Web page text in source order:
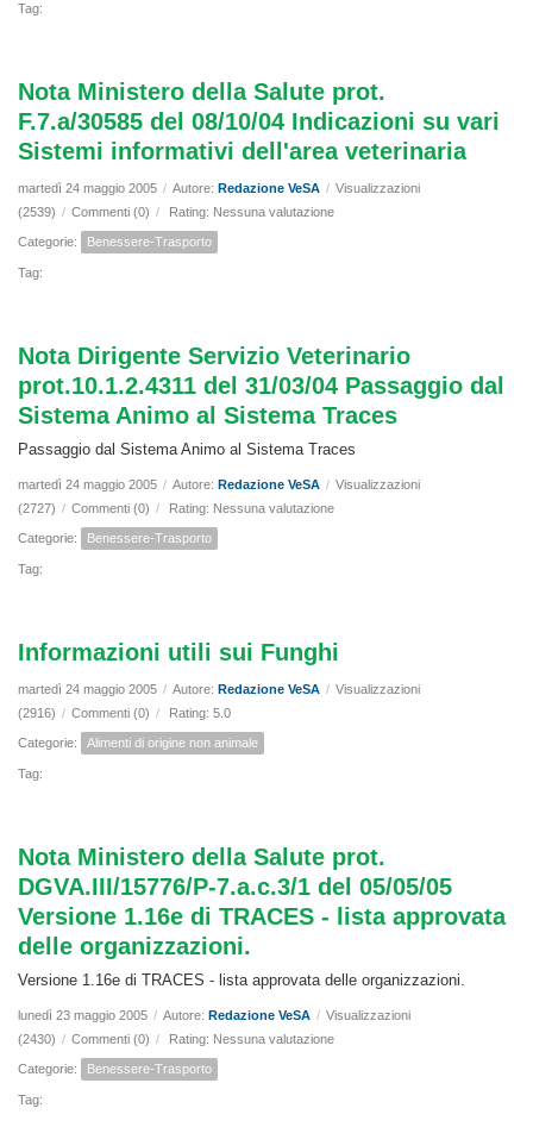
Tag:
Nota Ministero della Salute prot.
F.7.a/30585 del 08/10/04 Indicazioni su vari
Sistemi informativi dell'area veterinaria
martedì 24 maggio 2005 / Autore: Redazione VeSA / Visualizzazioni
(2539) / Commenti (0) / Rating: Nessuna valutazione
Categorie: Benessere-Trasporto
Tag:
Nota Dirigente Servizio Veterinario
prot.10.1.2.4311 del 31/03/04 Passaggio dal
Sistema Animo al Sistema Traces
Passaggio dal Sistema Animo al Sistema Traces
martedì 24 maggio 2005 / Autore: Redazione VeSA / Visualizzazioni
(2727) / Commenti (0) / Rating: Nessuna valutazione
Categorie: Benessere-Trasporto
Tag:
Informazioni utili sui Funghi
martedì 24 maggio 2005 / Autore: Redazione VeSA / Visualizzazioni
(2916) / Commenti (0) / Rating: 5.0
Categorie: Alimenti di origine non animale
Tag:
Nota Ministero della Salute prot.
DGVA.III/15776/P-7.a.c.3/1 del 05/05/05
Versione 1.16e di TRACES - lista approvata
delle organizzazioni.
Versione 1.16e di TRACES - lista approvata delle organizzazioni.
lunedì 23 maggio 2005 / Autore: Redazione VeSA / Visualizzazioni
(2430) / Commenti (0) / Rating: Nessuna valutazione
Categorie: Benessere-Trasporto
Tag: